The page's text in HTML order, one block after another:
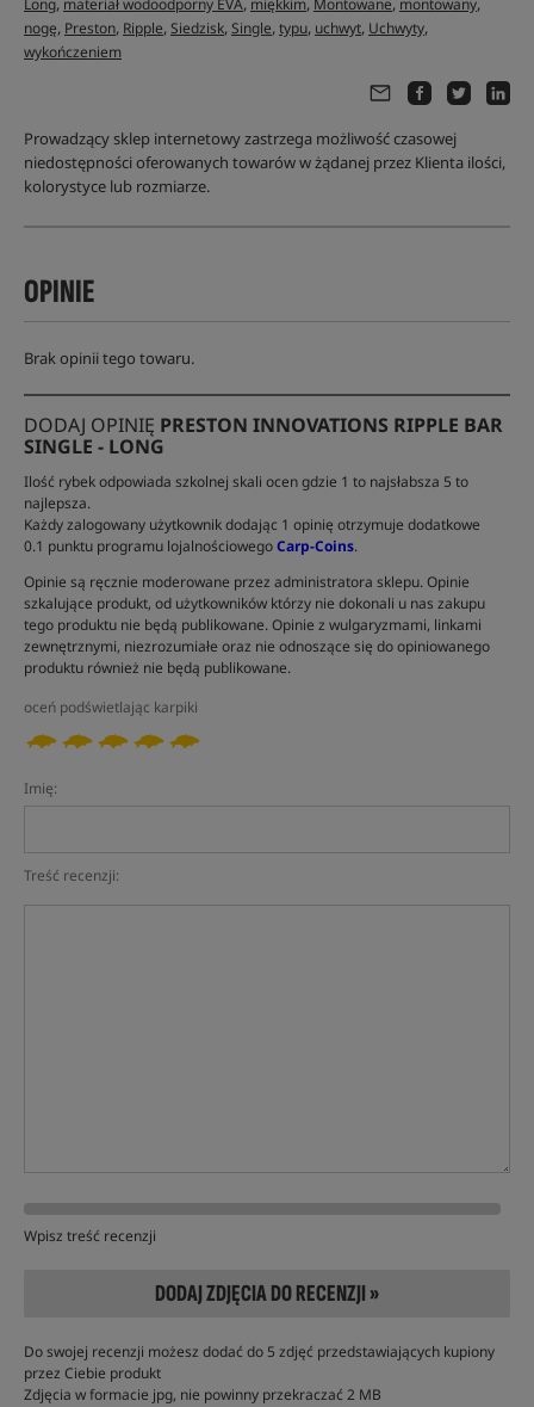
Long materiał wodoodporny EVA miękkim Montowane montowany
nogę, Preston, Ripple,Siedzisk,Single,typu, uchwyt, Uchwyty,
wykończeniem
Prowadzący sklep internetowy zastrzega możliwość czasowej
niedostępności oferowanych towarów w żądanej przez Klienta ilości,
kolorystyce lub rozmiarze.
OPINIE
Brak opinii tego towaru.
DODAJ OPINIĘ PRESTON INNOVATIONS RIPPLE BAR
SINGLE - LONG
Ilość rybek odpowiada szkolnej skali ocen gdzie 1 to najsłabsza 5 to
najlepsza.
Każdy zalogowany użytkownik dodając 1 opinię otrzymuje dodatkowe
0.1 punktu programu lojalnościowegoCarp-Coins.
Opinie są ręcznie moderowane przez administratora sklepu. Opinie
szkalujące produkt, od użytkowników którzy nie dokonali u nas zakupu
tego produktu nie będą publikowane. Opinie z wulgaryzmami, linkami
zewnętrznymi, niezrozumiałe oraz nie odnoszące się do opiniowanego
produktu również nie będą publikowane.
oceń podświetlając karpiki
Imię:
Treść recenzji:
Wpisz treść recenzji
DODAJ ZDJĘCIA DO RECENZJI »
Do swojej recenzji możesz dodać do 5 zdjęć przedstawiających kupiony
przez Ciebie produkt
Zdjęcia w formacie jpg, nie powinny przekraczać 2 MB